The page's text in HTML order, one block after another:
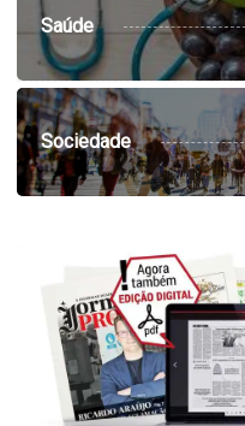
12:21 - 7 de Agosto, 2026
Saúde
Sociedade